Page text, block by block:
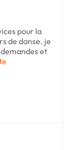
pour la
de danse. je
et